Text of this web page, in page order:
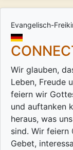
Evangelisch-
Wir glauben,
Leben, Freude
feiern wir
und auftanken
heraus, was
sind. Wir feiern
Gebet,